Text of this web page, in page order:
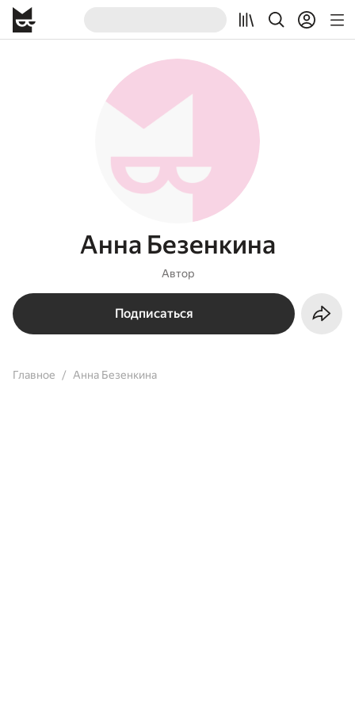
Анна Безенкина
Автор
Подписаться
Главное Анна Безенкина